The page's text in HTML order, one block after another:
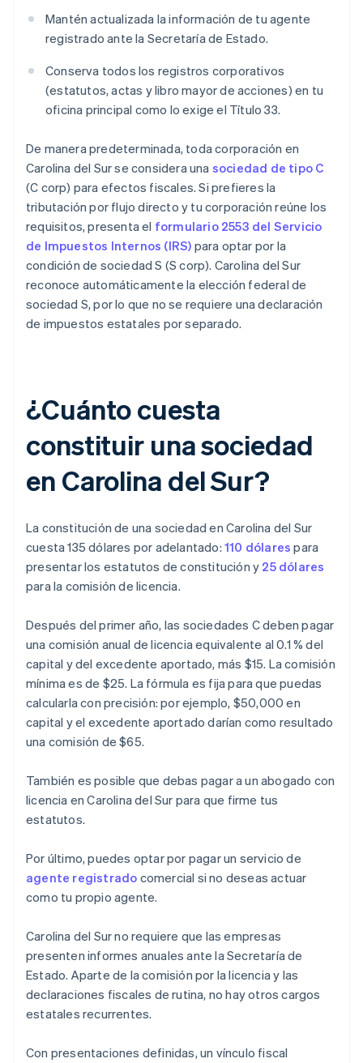
Mantén actualizada la información de tu agente
registrado ante la Secretaría de Estado.
Conserva todos los registros corporativos
(estatutos, actas y libro mayor de acciones) en tu
oficina principal como lo exige el Título 33.
De manera predeterminada, toda corporación en
Carolina del Sur se considera una sociedad de tipo C
(C corp) para efectos fiscales. Si prefieres la
tributación por flujo directo y tu corporación reúne los
requisitos, presenta el formulario 2553 del Servicio
de Impuestos Internos (IRS) para optar por la
condición de sociedad S (S corp). Carolina del Sur
reconoce automáticamente la elección federal de
sociedad S, por lo que no se requiere una declaración
de impuestos estatales por separado.
¿Cuánto cuesta
constituir una sociedad
en Carolina del Sur?
La constitución de una sociedad en Carolina del Sur
cuesta 135 dólares por adelantado: 110 dólares para
presentar los estatutos de constitución y 25 dólares
para la comisión de licencia.
Después del primer año, las sociedades C deben pagar
una comisión anual de licencia equivalente al 0.1 % del
capital y del excedente aportado, más $15. La comisión
mínima es de $25. La fórmula es fija para que puedas
calcularla con precisión: por ejemplo, $50,000 en
capital y el excedente aportado darían como resultado
una comisión de $65.
También es posible que debas pagar a un abogado con
licencia en Carolina del Sur para que firme tus
estatutos.
Por último, puedes optar por pagar un servicio de
agente registrado comercial si no deseas actuar
como tu propio agente.
Carolina del Sur no requiere que las empresas
presenten informes anuales ante la Secretaría de
Estado. Aparte de la comisión por la licencia y las
declaraciones fiscales de rutina, no hay otros cargos
estatales recurrentes.
Con presentaciones definidas, un vínculo fiscal